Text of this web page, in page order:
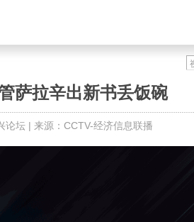
萨拉辛出新书丢饭碗
论坛 | 来源：CCTV-经济信息联播